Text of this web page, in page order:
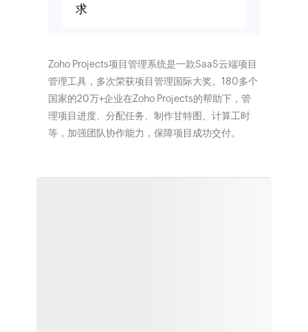
求
Zoho Projects项目管理系统是一款SaaS云端项目
管理工具，多次荣获项目管理国际大奖。180多个
国家的20万+企业在Zoho Projects的帮助下，管
理项目进度、分配任务、制作甘特图、计算工时
等，加强团队协作能力，保障项目成功交付。